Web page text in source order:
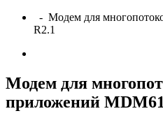
- Модем для
R2.1
Модем для
приложений